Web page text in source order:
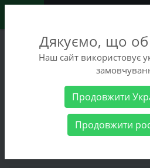
Женские товары Женская обувь
Дякуємо, що
Наш сайт використовує
Продовжити
Продовжити